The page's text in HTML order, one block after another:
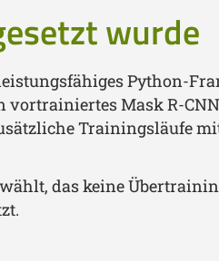
wurde
Python-
Mask R-
Trainingsläufe
das keine